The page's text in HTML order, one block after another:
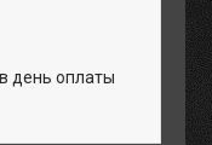
день оплаты